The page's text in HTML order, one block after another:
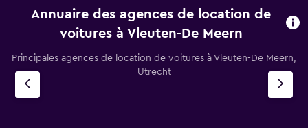
Annuaire des agences de location de
voitures à Vleuten-De Meern
Principales agences de location de voitures à Vleuten-De Meern,
Utrecht